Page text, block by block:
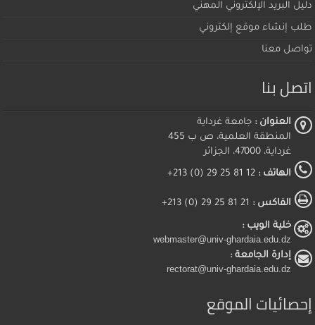
دليل البريد الإلكتروني المهني
طلب إنشاء موقع إلكتروني
تواصل معنا
اتصل بنا
العنوان : جامعة غرداية
المنطقة العلمية، ص ب 455
غرداية، 47000، الجزائر
الهاتف : 12 81 25 29 (0) 213+
الفاكس :
خلية الويب :
webmaster@univ-ghardaia.edu.dz
إدارة الجامعة :
rectorat@univ-ghardaia.edu.dz
إحصائيات الموقع